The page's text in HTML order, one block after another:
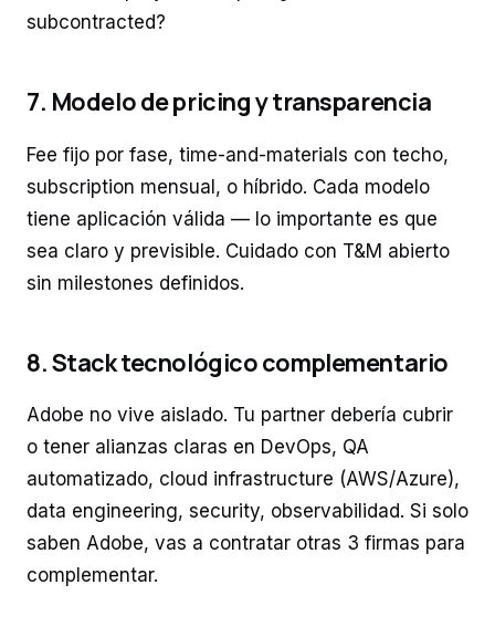
subcontracted?
7. Modelo de pricing y transparencia
Fee fijo por fase, time-and-materials con techo,
subscription mensual, o híbrido. Cada modelo
tiene aplicación válida — lo importante es que
sea claro y previsible. Cuidado con T&M abierto
sin milestones definidos.
8. Stack tecnológico complementario
Adobe no vive aislado. Tu partner debería cubrir
o tener alianzas claras en DevOps, QA
automatizado, cloud infrastructure (AWS/Azure),
data engineering, security, observabilidad. Si solo
saben Adobe, vas a contratar otras 3 firmas para
complementar.